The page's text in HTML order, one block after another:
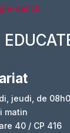
ser.ch
jeudi, de
matin
40 / CP 416